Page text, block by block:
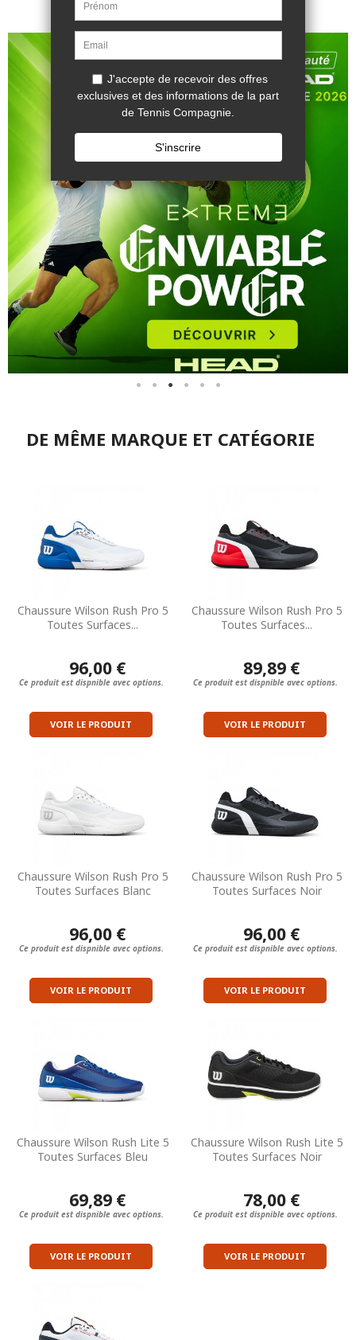
DE MÊME MARQUE ET CATÉGORIE
Chaussure Wilson Rush Pro 5
Toutes Surfaces...
96,00 €
Ce produit est dispnible avec options.
VOIR LE PRODUIT
Chaussure Wilson Rush Pro 5
Toutes Surfaces...
89,89 €
Ce produit est dispnible avec options.
VOIR LE PRODUIT
Chaussure Wilson Rush Pro 5
Toutes Surfaces Blanc
96,00 €
Ce produit est dispnible avec options.
VOIR LE PRODUIT
Chaussure Wilson Rush Pro 5
Toutes Surfaces Noir
96,00 €
Ce produit est dispnible avec options.
VOIR LE PRODUIT
Chaussure Wilson Rush Lite 5
Toutes Surfaces Bleu
69,89 €
Ce produit est dispnible avec options.
VOIR LE PRODUIT
Chaussure Wilson Rush Lite 5
Toutes Surfaces Noir
78,00 €
Ce produit est dispnible avec options.
VOIR LE PRODUIT